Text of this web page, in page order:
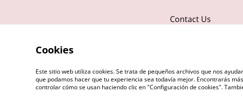
Contact Us
©2026 FLOREAS
Cookies
Este sitio web utiliza cookies. Se trata de pequeños archivos que nos
que podamos hacer que tu experiencia sea todavía mejor. Encontrarás
controlar cómo se usan haciendo clic en "Configuración de cookies".